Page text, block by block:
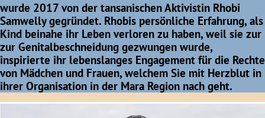
wurde 2017 von der tansanischen Aktivistin Rhobi
Samwelly gegründet. Rhobis persönliche Erfahrung, als
Kind beinahe ihr Leben verloren zu haben, weil sie zur
zur Genitalbeschneidung gezwungen wurde,
inspirierte ihr lebenslanges Engagement für die Rechte
von Mädchen und Frauen, welchem Sie mit Herzblut in
ihrer Organisation in der Mara Region nach geht.